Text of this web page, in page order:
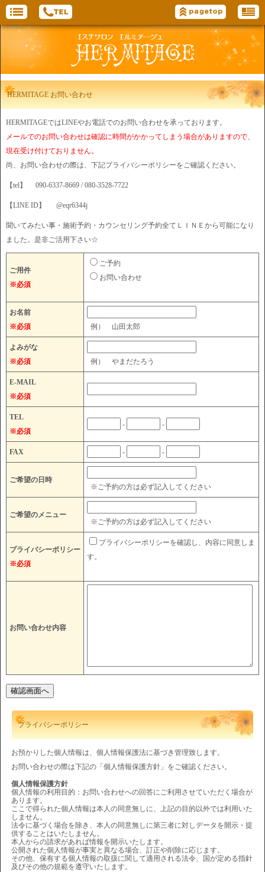
HERMITAGE お問い合わせ
HERMITAGEではLINEやお電話でのお問い合わせを承っております。
メールでのお問い合わせは確認に時間がかかってしまう場合がありますので、
現在受け付けておりません。
尚、お問い合わせの際は、下記プライバシーポリシーをご確認ください。
【tel】 090-6337-8669 / 080-3528-7722
【LINE ID】 @eqr6344j
聞いてみたい事・施術予約・カウンセリング予約全てＬＩＮＥから可能になり
ました。是非ご活用下さい☆
ご用件
※必須
ご予約
お問い合わせ
お名前
※必須
例） 山田太郎
よみがな
※必須
例） やまだたろう
E-MAIL
※必須
TEL
※必須
- -
FAX - -
ご希望の日時
※ご予約の方は必ず記入してください
ご希望のメニュー
※ご予約の方は必ず記入してください
プライバシーポリシー
※必須
プライバシーポリシーを確認し、内容に同意しま
す。
お問い合わせ内容
プライバシーポリシー
お預かりした個人情報は、個人情報保護法に基づき管理致します。
お問い合わせの際は下記の「個人情報保護方針」をご確認ください。
個人情報保護方針
個人情報の利用目的：お問い合わせへの回答にご利用させていただく場合が
あります。
ここで得られた個人情報は本人の同意無しに、上記の目的以外では利用いた
しません。
法令に基づく場合を除き、本人の同意無しに第三者に対しデータを開示・提
供することはいたしません。
本人からの請求があれば情報を開示いたします。
公開された個人情報が事実と異なる場合、訂正や削除に応じます。
その他、保有する個人情報の取扱に関して適用される法令、国が定める指針
及びその他の規範を遵守いたします。